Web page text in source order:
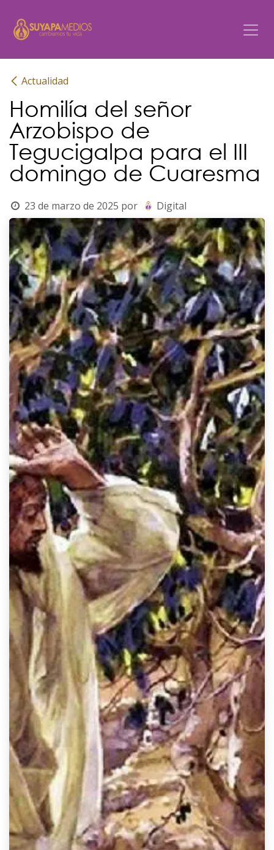
Actualidad
Homilía del señor
Arzobispo de
Tegucigalpa para el III
domingo de Cuaresma
23 de marzo de 2025 por Digital